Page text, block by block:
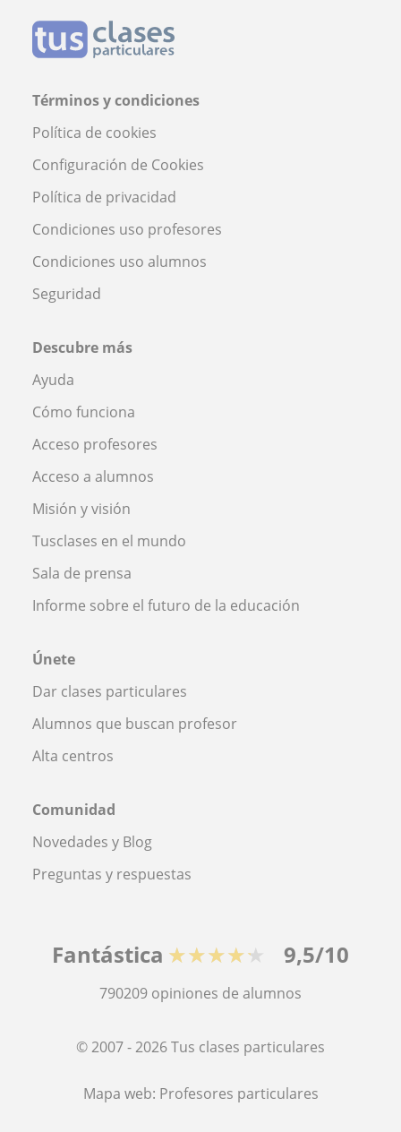
Términos y condiciones
Política de cookies
Configuración de Cookies
Política de privacidad
Condiciones uso profesores
Condiciones uso alumnos
Seguridad
Descubre más
Ayuda
Cómo funciona
Acceso profesores
Acceso a alumnos
Misión y visión
Tusclases en el mundo
Sala de prensa
Informe sobre el futuro de la educación
Únete
Dar clases particulares
Alumnos que buscan profesor
Alta centros
Comunidad
Novedades y Blog
Preguntas y respuestas
Fantástica ★★★★★ 9,5/10
790209 opiniones de alumnos
© 2007 - 2026 Tus clases particulares
Mapa web: Profesores particulares